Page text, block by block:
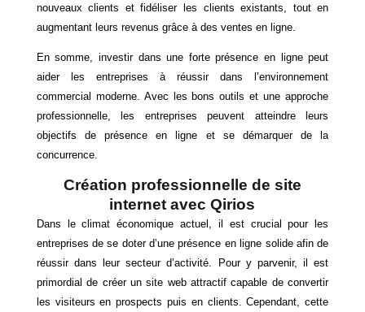
nouveaux clients et fidéliser les clients existants, tout en
augmentant leurs revenus grâce à des ventes en ligne.
En somme, investir dans une forte présence en ligne peut
aider les entreprises à réussir dans l’environnement
commercial moderne. Avec les bons outils et une approche
professionnelle, les entreprises peuvent atteindre leurs
objectifs de présence en ligne et se démarquer de la
concurrence.
Création professionnelle de site
internet avec Qirios
Dans le climat économique actuel, il est crucial pour les
entreprises de se doter d’une présence en ligne solide afin de
réussir dans leur secteur d’activité. Pour y parvenir, il est
primordial de créer un site web attractif capable de convertir
les visiteurs en prospects puis en clients. Cependant, cette